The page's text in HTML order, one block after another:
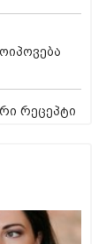
რეცეპტი